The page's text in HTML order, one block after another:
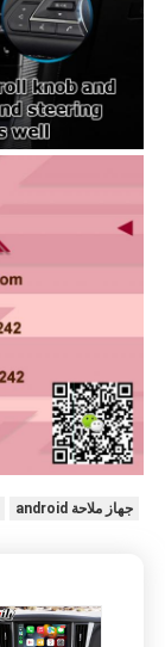
جهاز ملاحة android